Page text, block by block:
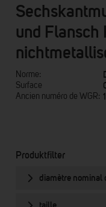
und Flansch
Norme:
Surface
Ancien numéro de WGR:
Produktfilter
diamètre nominal